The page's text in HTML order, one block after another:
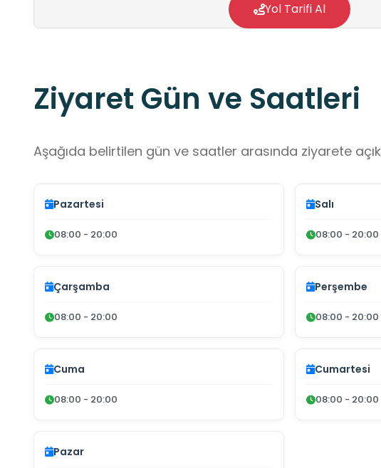
Yol Tarifi Al
Ziyaret Gün ve Saatleri
Aşağıda belirtilen gün ve saatler arasında ziyarete
Pazartesi
08:00 - 20:00
Salı
08:00 - 20:00
Çarşamba
08:00 - 20:00
Perşembe
08:00 - 20:00
Cuma
08:00 - 20:00
Cumartesi
08:00 - 20:00
Pazar